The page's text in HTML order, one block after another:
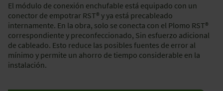
El módulo de conexión enchufable está equipado con un
conector de empotrar RST® y ya está precableado
internamente. En la obra, solo se conecta con el Plomo RST®
correspondiente y preconfeccionado, Sin esfuerzo adicional
de cableado. Esto reduce las posibles fuentes de error al
mínimo y permite un ahorro de tiempo considerable en la
instalación.